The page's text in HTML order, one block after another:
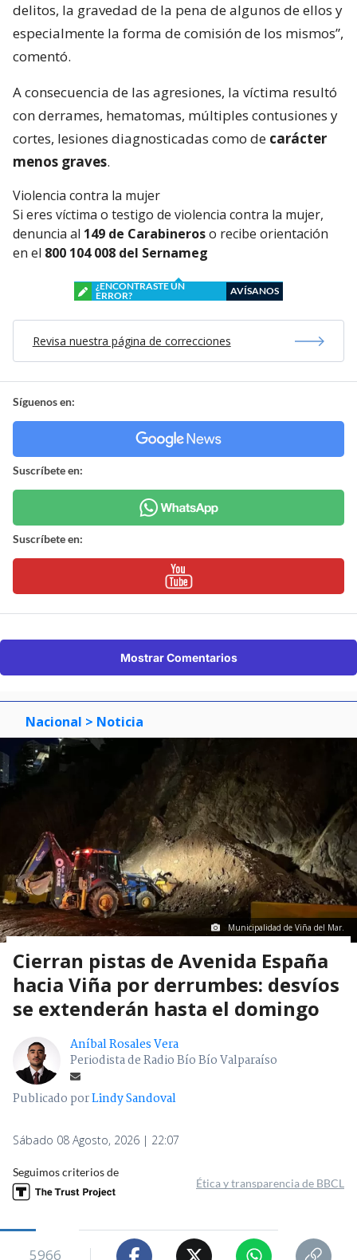
delitos, la gravedad de la pena de algunos de ellos y
especialmente la forma de comisión de los mismos”,
comentó.
A consecuencia de las agresiones, la víctima resultó
con derrames, hematomas, múltiples contusiones y
cortes, lesiones diagnosticadas como de carácter
menos graves.
Violencia contra la mujer
Si eres víctima o testigo de violencia contra la mujer,
denuncia al 149 de Carabineroso recibe orientación
en el 800 104 008 del Sernameg
¿ENCONTRASTE UN
ERROR?
AVÍSANOS
Revisa nuestra página de correcciones
Síguenos en:
Suscríbete en:
Suscríbete en:
Mostrar Comentarios
Nacional > Noticia
Municipalidad de Viña del Mar.
Cierran pistas de Avenida España
hacia Viña por derrumbes: desvíos
se extenderán hasta el domingo
Aníbal Rosales Vera
Periodista de Radio Bío Bío Valparaíso
Publicado porLindy Sandoval
Sábado 08 Agosto, 2026 | 22:07
Seguimos criterios de
Ética y transparencia de BBCL
5966